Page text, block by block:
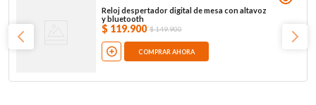
Reloj despertador digital de mesa con altavoz
y bluetooth
$ 119.900 $149.900
COMPRAR AHORA